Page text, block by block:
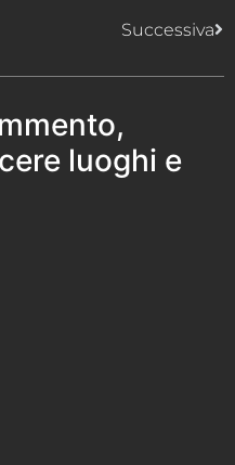
Successiva
luoghi e